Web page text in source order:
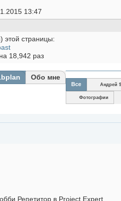
13:47
этой страницы:
18,942 раз
Обо мне
Все Андрей
Фотографии
Репетитор в Project Expert